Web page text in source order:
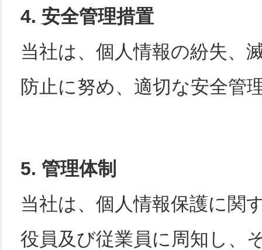
4. 安全管理措置
当社は、個人情報の紛失、
防止に努め、適切な安全管
5. 管理体制
当社は、個人情報保護に関
役員及び従業員に周知し、